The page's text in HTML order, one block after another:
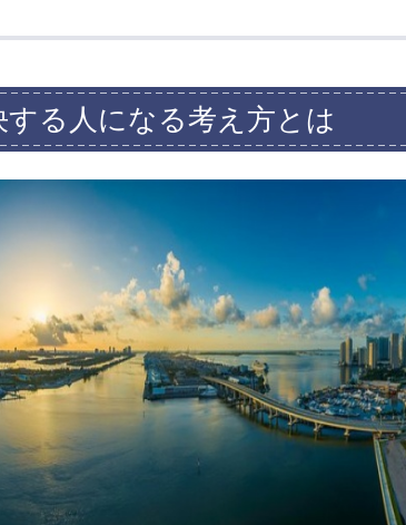
する人になる考え方とは